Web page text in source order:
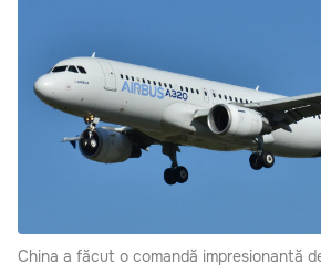
China a făcut o comandă impresionantă